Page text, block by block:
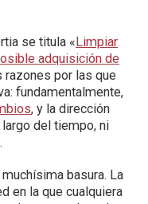
se titula « Limpiar
adquisición de
razones por las que
fundamentalmente,
, y la dirección
del tiempo, ni
basura. La
en la que cualquiera